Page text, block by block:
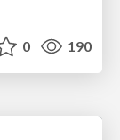
0 190